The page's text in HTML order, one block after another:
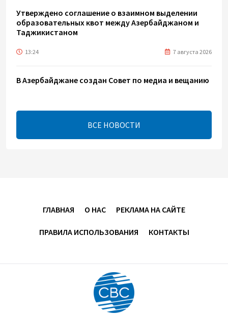
Утверждено соглашение о взаимном выделении
образовательных квот между Азербайджаном и
Таджикистаном
13:24 7 августа 2026
В Азербайджане создан Совет по медиа и вещанию
13:16 7 августа 2026
ЕАЭС расширяет финансовый рынок и вводит
экономики и наращивает взаимную торговлю –
ВСЕ НОВОСТИ
ГЛАВНАЯ О НАС РЕКЛАМА НА САЙТЕ
ПРАВИЛА ИСПОЛЬЗОВАНИЯ КОНТАКТЫ